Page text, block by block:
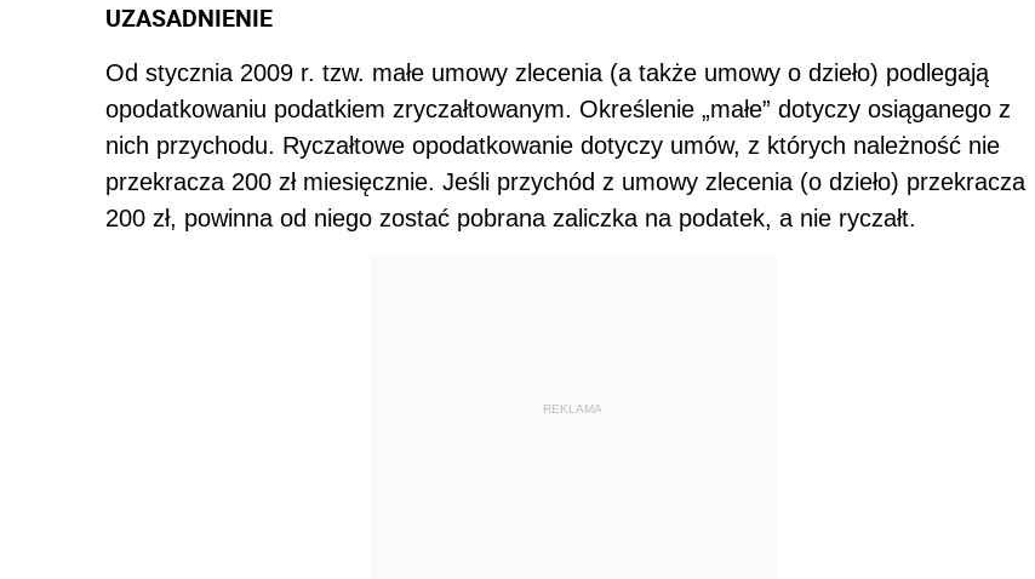
UZASADNIENIE
Od stycznia 2009 r. tzw. małe umowy zlecenia (a także umowy o dzieło) podlegają
opodatkowaniu podatkiem zryczałtowanym. Określenie „małe” dotyczy osiąganego z
nich przychodu. Ryczałtowe opodatkowanie dotyczy umów, z których należność nie
przekracza 200 zł miesięcznie. Jeśli przychód z umowy zlecenia (o dzieło) przekracza
200 zł, powinna od niego zostać pobrana zaliczka na podatek, a nie ryczałt.
REKLAMA